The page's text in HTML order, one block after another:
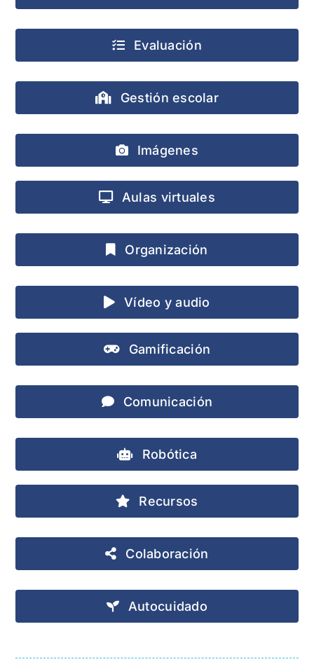
Evaluación
Gestión escolar
Imágenes
Aulas virtuales
Organización
Vídeo y audio
Gamificación
Comunicación
Robótica
Recursos
Colaboración
Autocuidado